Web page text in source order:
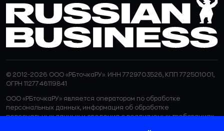
© 2012-2026 ООО «РБточкаРУ». ИНН 7729703526, КПП 772501001,
ОГРН 1127746119841
ООО «РБточкаРУ» является оператором по обработке
персональных данных, информация об обработке
персональных данных и сведения о реализуемых требованиях